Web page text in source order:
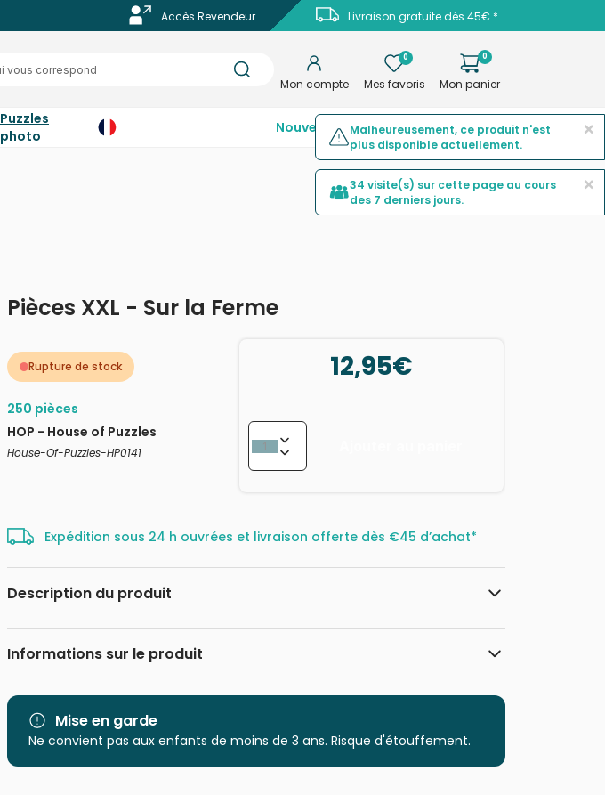
Livraison gratuite dès 45€ *
Accès Revendeur
Mon compte
0
Mes favoris
0
Mon panier
Puzzles
photo
NouveautésTop ventesPromotions
Pièces XXL - Sur la Ferme
Rupture de stock
250 pièces
HOP - House of Puzzles
House-Of-Puzzles-HP0141
12,95€
Expédition sous 24 h ouvrées et livraison offerte dès €45 d’achat*
Description du produit
Ray Cresswell
Informations sur le produit
Catégorie
Age
à partir de 8 ans (101 à 250 pièces)
Mise en garde
Ne convient pas aux enfants de moins de 3 ans. Risque d'étouffement.
×
Malheureusement, ce produit n'est
plus disponible actuellement.
×
34 visite(s) sur cette page au cours
des 7 derniers jours.